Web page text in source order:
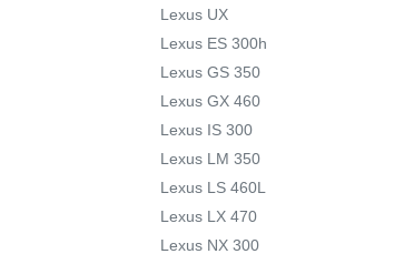
Lexus UX
Lexus ES 300h
Lexus GS 350
Lexus GX 460
Lexus IS 300
Lexus LM 350
Lexus LS 460L
Lexus LX 470
Lexus NX 300